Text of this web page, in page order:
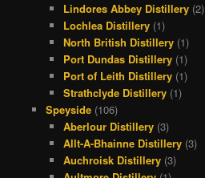
Lindores Abbey Distillery (2)
Lochlea Distillery (1)
North British Distillery (1)
Port Dundas Distillery (1)
Port of Leith Distillery (1)
Strathclyde Distillery (1)
Speyside(106)
Aberlour Distillery (3)
Allt-A-Bhainne Distillery (3)
Auchroisk Distillery (3)